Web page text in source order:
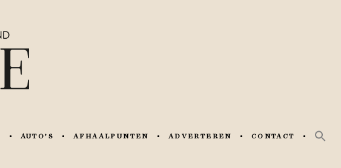
AUTO’S AFHAALPUNTEN ADVERTEREN CONTACT